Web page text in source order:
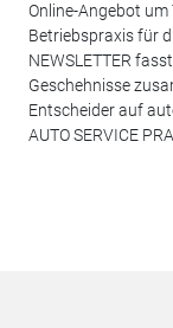
Online-Angebot
Betriebspraxis für
NEWSLETTER
Geschehnisse
Entscheider auf
AUTO SERVICE